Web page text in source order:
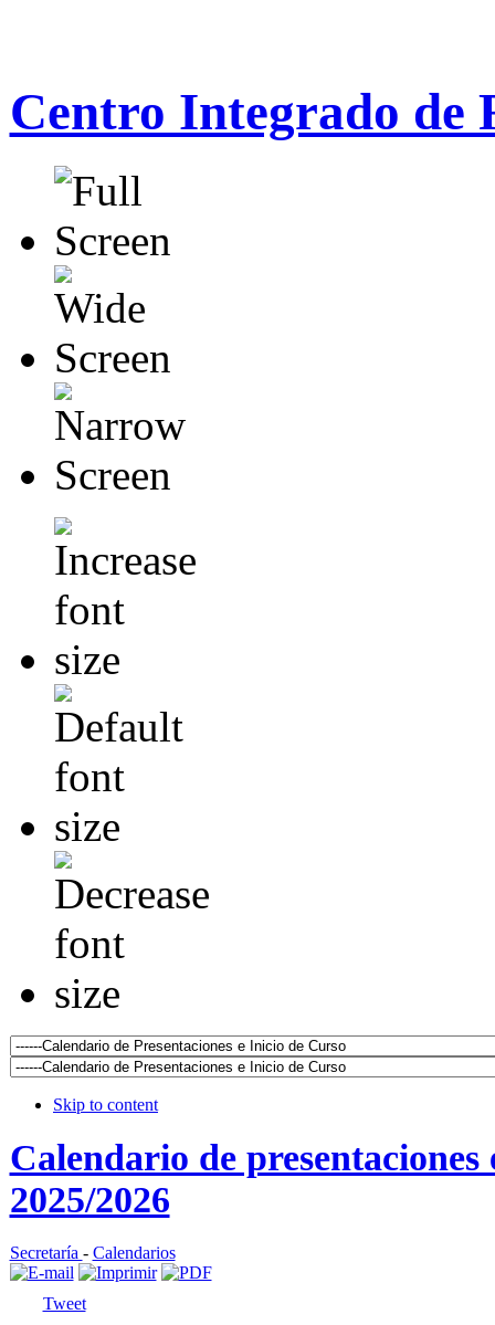
Centro Integrado de
Skip to content
Calendario de presentaciones
2025/2026
Secretaría - Calendarios
Tweet